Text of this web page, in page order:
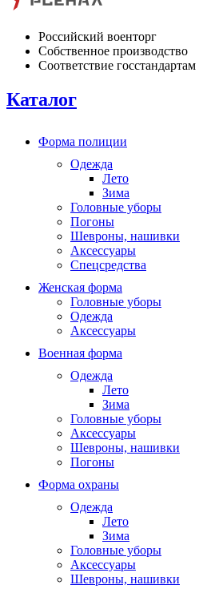
Российский военторг
Собственное производство
Соответствие госстандартам
Каталог
Форма полиции
Одежда
Лето
Зима
Головные уборы
Погоны
Шевроны, нашивки
Аксессуары
Спецсредства
Женская форма
Головные уборы
Одежда
Аксессуары
Военная форма
Одежда
Лето
Зима
Головные уборы
Аксессуары
Шевроны, нашивки
Погоны
Форма охраны
Одежда
Лето
Зима
Головные уборы
Аксессуары
Шевроны, нашивки